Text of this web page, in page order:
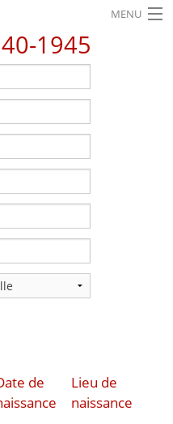
MENU
1945
de
Lieu de
naissance